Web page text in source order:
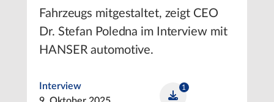
Fahrzeugs mitgestaltet, zeigt CEO
Dr. Stefan Poledna im Interview mit
HANSER automotive.
Interview
1